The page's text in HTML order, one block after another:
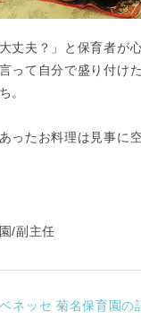
丈夫？」と保育者が
って自分で盛り付け
。
ったお料理は見事に
/副主任
ベネッセ 菊名保育園の